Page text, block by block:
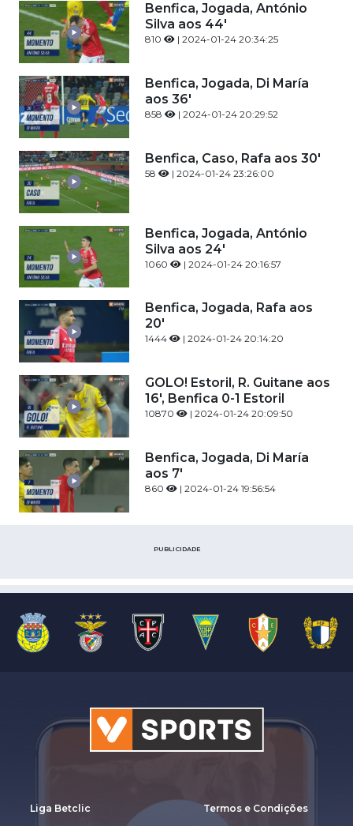
Benfica, Jogada, António
Silva aos 44'
810 | 2024-01-24 20:34:25
Benfica, Jogada, Di María
aos 36'
858 | 2024-01-24 20:29:52
Benfica, Caso, Rafa aos 30'
58 | 2024-01-24 23:26:00
Benfica, Jogada, António
Silva aos 24'
1060 | 2024-01-24 20:16:57
Benfica, Jogada, Rafa aos
20'
1444 | 2024-01-24 20:14:20
GOLO! Estoril, R. Guitane aos
16', Benfica 0-1 Estoril
10870 | 2024-01-24 20:09:50
Benfica, Jogada, Di María
aos 7'
860 | 2024-01-24 19:56:54
PUBLICIDADE
Liga Betclic
Termos e Condições